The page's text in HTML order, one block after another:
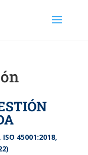
45001:2018,